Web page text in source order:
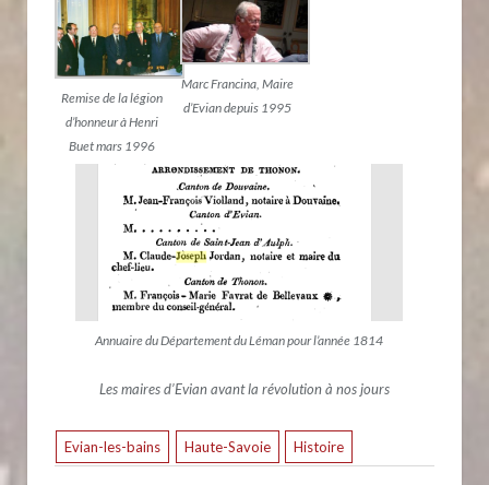
Remise de la légion
d’honneur à Henri
Buet mars 1996
Marc Francina, Maire
d’Evian depuis 1995
Annuaire du Département du Léman pour l’année 1814
Les maires d’Evian avant la révolution à nos jours
Evian-les-bains Haute-Savoie Histoire